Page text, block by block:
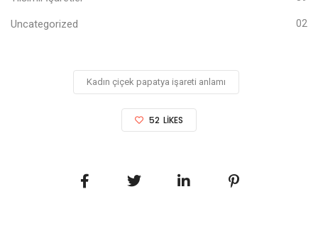
Uncategorized 02
Kadın çiçek papatya işareti anlamı
52 LIKES